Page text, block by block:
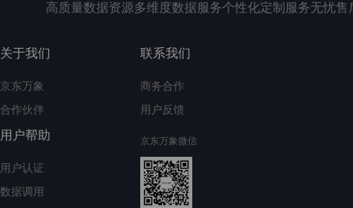
高质量数据资源多维度数据服务个性化定制服务无忧售
关于我们
京东万象
合作伙伴
用户帮助
用户认证
数据调用
联系我们
商务合作
用户反馈
京东万象微信